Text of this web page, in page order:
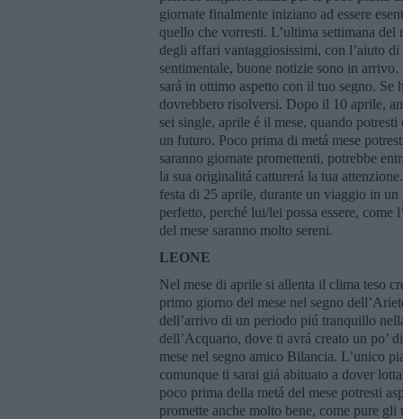
giornate finalmente iniziano ad essere
quello che vorresti. L’ultima settimana del
degli affari vantaggiosissimi, con l’aiuto
sentimentale, buone notizie sono in
sará in ottimo aspetto con il tuo segno.
dovrebbero risolversi. Dopo il 10 aprile,
sei single, aprile é il mese, quando
un futuro. Poco prima di metá mese
saranno giornate promettenti, potrebbe
la sua originalitá catturerá la tua
festa di 25 aprile, durante un viaggio in
perfetto, perché lui/lei possa essere,
del mese saranno molto sereni.
LEONE
Nel mese di aprile si allenta il clima teso
primo giorno del mese nel segno
dell’arrivo di un periodo piú tranquillo
dell’Acquario, dove ti avrá creato un po’
mese nel segno amico Bilancia. L’unico
comunque ti sarai giá abituato a dover
poco prima della metá del mese potresti
promette anche molto bene, come pure